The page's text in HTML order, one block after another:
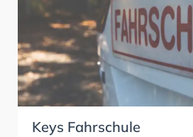
Keys Fahrschule